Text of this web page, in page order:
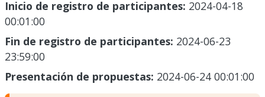
Inicio de registro de participantes: 2024-04-18
00:01:00
Fin de registro de participantes: 2024-06-23
23:59:00
Presentación de propuestas: 2024-06-24 00:01:00